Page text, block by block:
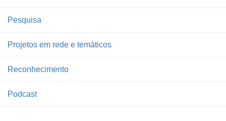
Pesquisa
Projetos em rede e temáticos
Reconhecimento
Podcast